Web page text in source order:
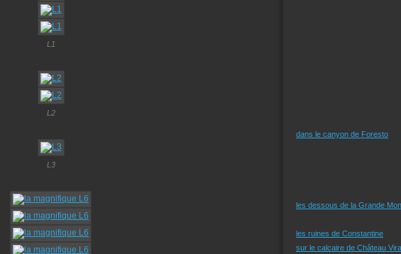
L1
L2
L3
dans le canyon de Foresto
les dessous de la Grande
les ruines de Constantine
sur le calcaire de Château